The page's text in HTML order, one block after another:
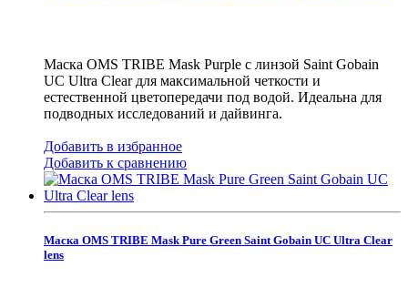
Маска OMS TRIBE Mask Purple с линзой Saint Gobain
UC Ultra Clear для максимальной четкости и
естественной цветопередачи под водой. Идеальна для
подводных исследований и дайвинга.
Добавить в избранное
Добавить к сравнению
Маска OMS TRIBE Mask Pure Green Saint Gobain UC Ultra Clear
lens